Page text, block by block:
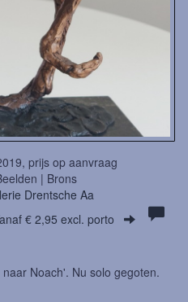
prijs op aanvraag
| Brons
Drentsche Aa
€ 2,95 excl. porto
Noach'. Nu solo gegoten.